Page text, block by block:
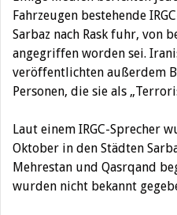
Fahrzeugen bestehende
Sarbaz nach Rask fuhr, von
angegriffen worden sei.
veröffentlichten außerdem
Personen, die sie als
Laut einem IRGC-Sprecher
Oktober in den Städten
Mehrestan und Qasrqand
wurden nicht bekannt